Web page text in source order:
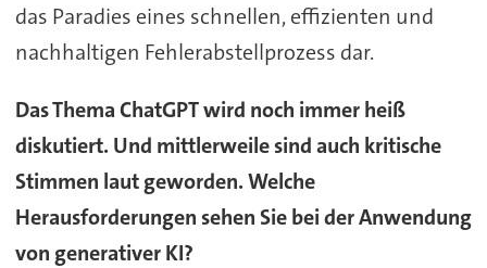
das Paradies eines schnellen, effizienten und
nachhaltigen Fehlerabstellprozess dar.
Das Thema ChatGPT wird noch immer heiß
diskutiert. Und mittlerweile sind auch kritische
Stimmen laut geworden. Welche
Herausforderungen sehen Sie bei der Anwendung
von generativer KI?